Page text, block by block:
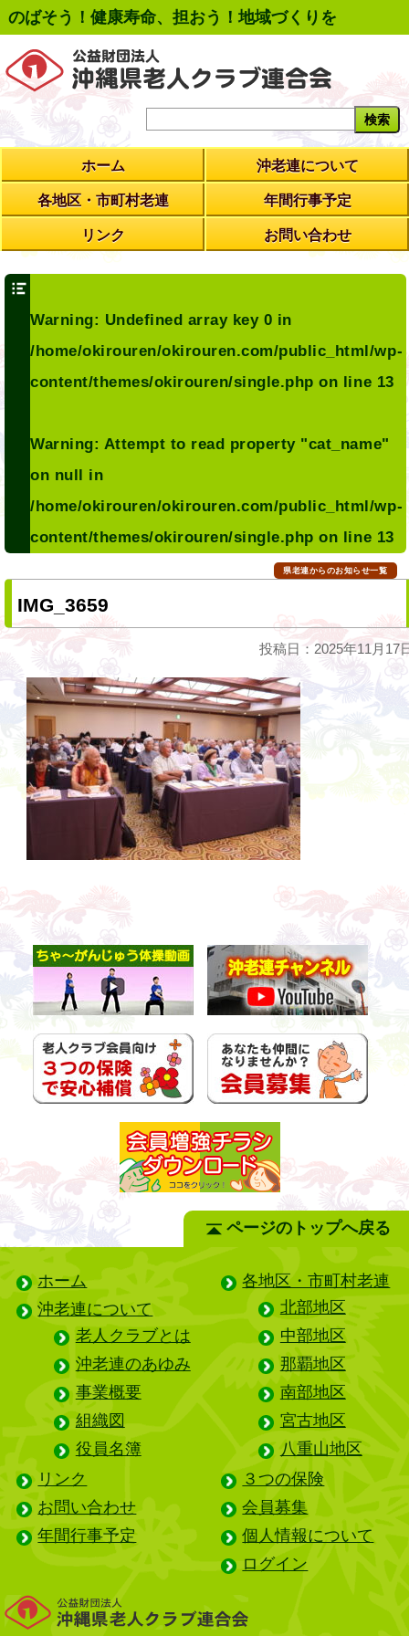
のばそう！健康寿命、担おう！地域づくりを
ホーム 沖老連について
各地区・市町村老連 年間行事予定
リンク お問い合わせ
Warning: Undefined array key 0 in
/home/okirouren/okirouren.com/public_html/wp-
content/themes/okirouren/single.php on line 13
Warning: Attempt to read property "cat_name"
on null in
/home/okirouren/okirouren.com/public_html/wp-
content/themes/okirouren/single.php on line 13
県老連からのお知らせ一覧
IMG_3659
投稿日：2025年11月17
ページのトップへ戻る
ホーム
沖老連について
老人クラブとは
沖老連のあゆみ
事業概要
組織図
役員名簿
各地区・市町村老連
北部地区
中部地区
那覇地区
南部地区
宮古地区
八重山地区
リンク
お問い合わせ
年間行事予定
３つの保険
会員募集
個人情報について
ログイン